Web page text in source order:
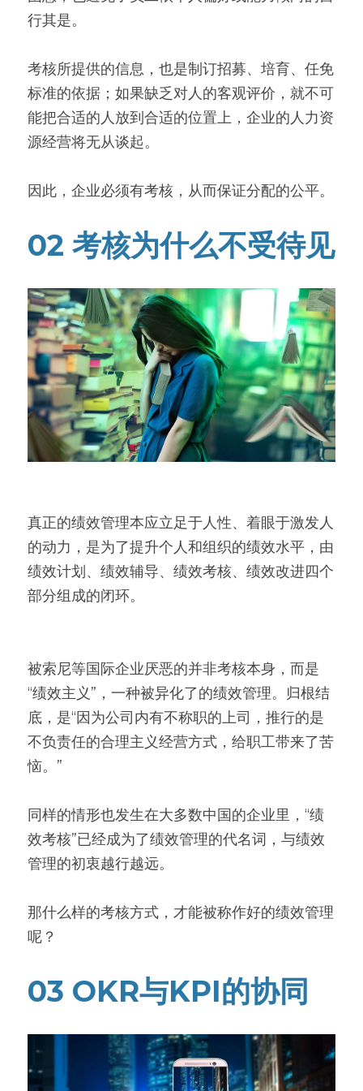
行其是。
考核所提供的信息，也是制订招募、培育、任免
标准的依据；如果缺乏对人的客观评价，就不可
能把合适的人放到合适的位置上，企业的人力资
源经营将无从谈起。
因此，企业必须有考核，从而保证分配的公平。
02 考核为什么不受待见
真正的绩效管理本应立足于人性、着眼于激发人
的动力，是为了提升个人和组织的绩效水平，由
绩效计划、绩效辅导、绩效考核、绩效改进四个
部分组成的闭环。
被索尼等国际企业厌恶的并非考核本身，而是
“绩效主义”，一种被异化了的绩效管理。归根结
底，是“因为公司内有不称职的上司，推行的是
不负责任的合理主义经营方式，给职工带来了苦
恼。”
同样的情形也发生在大多数中国的企业里，“绩
效考核”已经成为了绩效管理的代名词，与绩效
管理的初衷越行越远。
那什么样的考核方式，才能被称作好的绩效管理
呢？
03 OKR与KPI的协同